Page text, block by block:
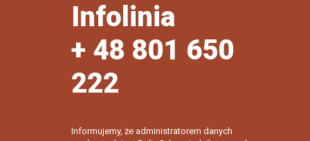
Infolinia
+ 48 801 650
222
Informujemy, że administratorem danych